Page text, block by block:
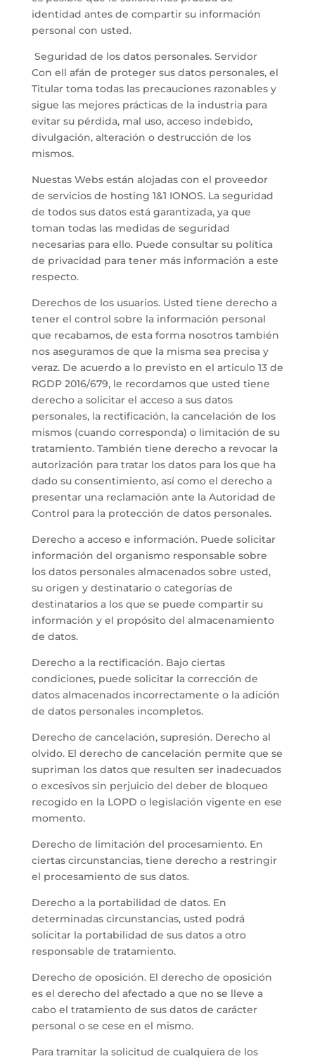
identidad antes de compartir su información
personal con usted.
Seguridad de los datos personales. Servidor
Con ell afán de proteger sus datos personales, el
Titular toma todas las precauciones razonables y
sigue las mejores prácticas de la industria para
evitar su pérdida, mal uso, acceso indebido,
divulgación, alteración o destrucción de los
mismos.
Nuestas Webs están alojadas con el proveedor
de servicios de hosting 1&1 IONOS. La seguridad
de todos sus datos está garantizada, ya que
toman todas las medidas de seguridad
necesarias para ello. Puede consultar su política
de privacidad para tener más información a este
respecto.
Derechos de los usuarios. Usted tiene derecho a
tener el control sobre la información personal
que recabamos, de esta forma nosotros también
nos aseguramos de que la misma sea precisa y
veraz. De acuerdo a lo previsto en el articulo 13 de
RGDP 2016/679, le recordamos que usted tiene
derecho a solicitar el acceso a sus datos
personales, la rectificación, la cancelación de los
mismos (cuando corresponda) o limitación de su
tratamiento. También tiene derecho a revocar la
autorización para tratar los datos para los que ha
dado su consentimiento, así como el derecho a
presentar una reclamación ante la Autoridad de
Control para la protección de datos personales.
Derecho a acceso e información. Puede solicitar
información del organismo responsable sobre
los datos personales almacenados sobre usted,
su origen y destinatario o categorías de
destinatarios a los que se puede compartir su
información y el propósito del almacenamiento
de datos.
Derecho a la rectificación. Bajo ciertas
condiciones, puede solicitar la corrección de
datos almacenados incorrectamente o la adición
de datos personales incompletos.
Derecho de cancelación, supresión. Derecho al
olvido. El derecho de cancelación permite que se
supriman los datos que resulten ser inadecuados
o excesivos sin perjuicio del deber de bloqueo
recogido en la LOPD o legislación vigente en ese
momento.
Derecho de limitación del procesamiento. En
ciertas circunstancias, tiene derecho a restringir
el procesamiento de sus datos.
Derecho a la portabilidad de datos. En
determinadas circunstancias, usted podrá
solicitar la portabilidad de sus datos a otro
responsable de tratamiento.
Derecho de oposición. El derecho de oposición
es el derecho del afectado a que no se lleve a
cabo el tratamiento de sus datos de carácter
personal o se cese en el mismo.
Para tramitar la solicitud de cualquiera de los